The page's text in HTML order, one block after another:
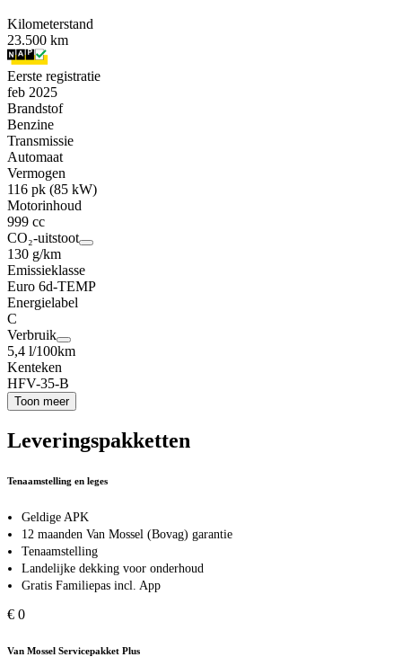
Kilometerstand
23.500 km
Eerste registratie
feb 2025
Brandstof
Benzine
Transmissie
Automaat
Vermogen
116 pk (85 kW)
Motorinhoud
999 cc
CO₂-uitstoot
130 g/km
Emissieklasse
Euro 6d-TEMP
Energielabel
C
Verbruik
5,4 l/100km
Kenteken
HFV-35-B
Toon meer
Leveringspakketten
Tenaamstelling en leges
Geldige APK
12 maanden Van Mossel (Bovag) garantie
Tenaamstelling
Landelijke dekking voor onderhoud
Gratis Familiepas incl. App
€ 0
Van Mossel Servicepakket Plus